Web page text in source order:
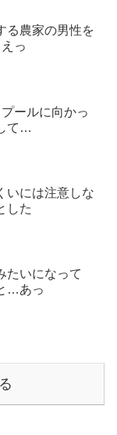
る農家の男性を
っ
ールに向かっ
て…
いには注意しな
した
たいになって
…あっ